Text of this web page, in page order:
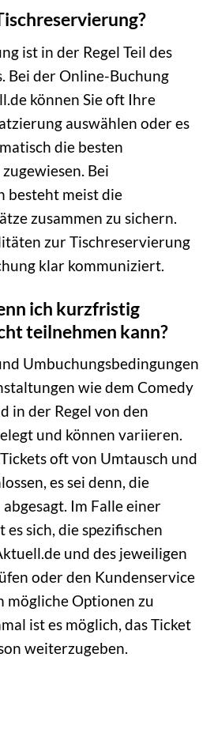
ist in der Regel Teil des
Bei der Online-Buchung
können Sie oft Ihre
auswählen oder es
die besten
Bei
besteht meist die
zusammen zu sichern.
zur Tischreservierung
klar kommuniziert.
ich kurzfristig
teilnehmen kann?
Umbuchungsbedingungen
wie dem Comedy
in der Regel von den
und können variieren.
oft von Umtausch und
es sei denn, die
Im Falle einer
sich, die spezifischen
und des jeweiligen
oder den Kundenservice
mögliche Optionen zu
ist es möglich, das Ticket
weiterzugeben.